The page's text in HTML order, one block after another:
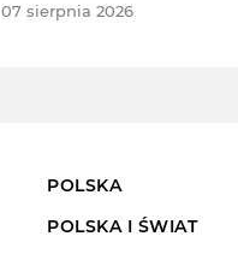
07 sierpnia 2026
POLSKA
POLSKA I ŚWIAT